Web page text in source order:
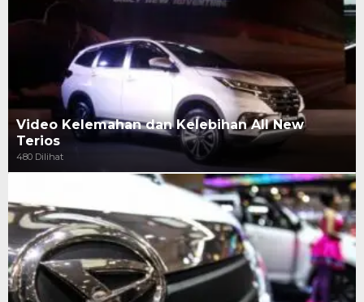
Video Kelemahan dan Kelebihan All New
Terios
480 Dilihat